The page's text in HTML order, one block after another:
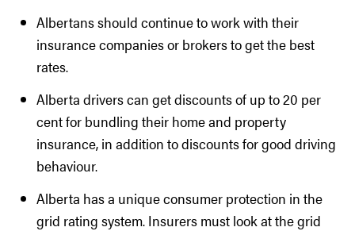
Albertans should continue to work with their
insurance companies or brokers to get the best
rates.
Alberta drivers can get discounts of up to 20 per
cent for bundling their home and property
insurance, in addition to discounts for good driving
behaviour.
Alberta has a unique consumer protection in the
grid rating system. Insurers must look at the grid